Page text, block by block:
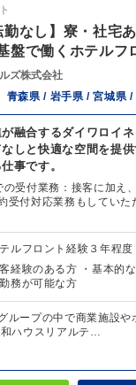
勤なし】寮・社宅
盤で働くホテルフ
ズ株式会社
青森県 / 岩手県 / 宮城県 /
融合するダイワロイ
しと快適な空間を提
事です。
の受付業務：接客に加え
受付対応業務もしていた
テルフロント経験３年程度
客経験のある方 ・基本的
務が可能な方
ループの中で商業施設や
ハウスリアルテ…